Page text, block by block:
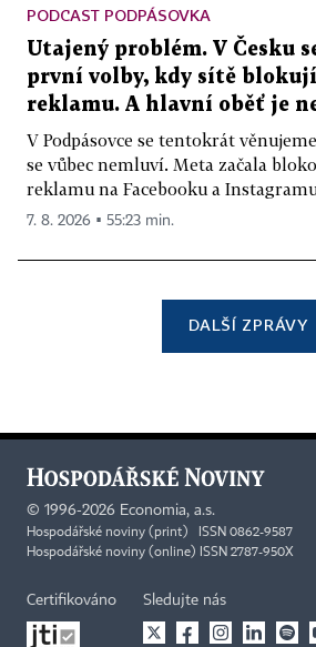
PODCAST PODPÁSOVKA
Utajený problém. V Česku
první volby, kdy sítě
reklamu. A hlavní oběť je
V Podpásovce se tentokrát
se vůbec nemluví. Meta začala
reklamu na Facebooku a
7. 8. 2026 ▪ 55:23 min.
DALŠÍ ZPRÁVY
© 1996-2026 Economia, a.s.
Hospodářské noviny (print) ISSN 0862-9587
Hospodářské noviny (online) ISSN 2787-950X
Certifikováno Sledujte nás